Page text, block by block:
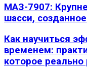
МАЗ-7907:
шасси,
Как научиться
временем:
которое реально